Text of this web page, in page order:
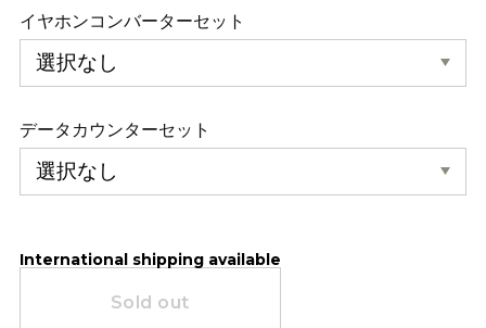
イヤホンコンバーターセット
データカウンターセット
International shipping available
Sold out